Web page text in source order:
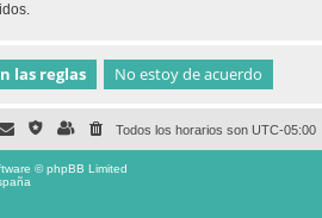
Todos los horarios son UTC-05:00
© phpBB Limited